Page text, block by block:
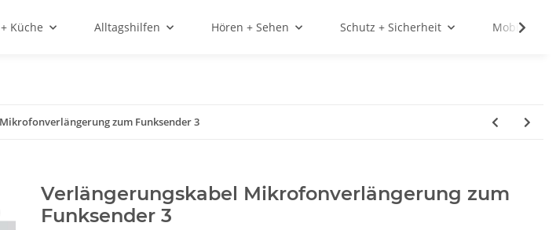
Küche Alltagshilfen Hören + Sehen Schutz + Sicherheit Mobilität
zum Funksender 3
Verlängerungskabel Mikrofonverlängerung zum
Funksender 3